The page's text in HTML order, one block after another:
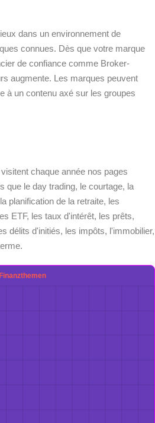
dans un environnement de
connues. Dès que votre marque
de confiance comme Broker-
augmente. Les marques peuvent
à un contenu axé sur les groupes
chaque année nos pages
que le day trading, le courtage, la
planification de la retraite, les
ETF, les taux d'intérêt, les prêts,
délits d'initiés, les impôts, l'immobilier,